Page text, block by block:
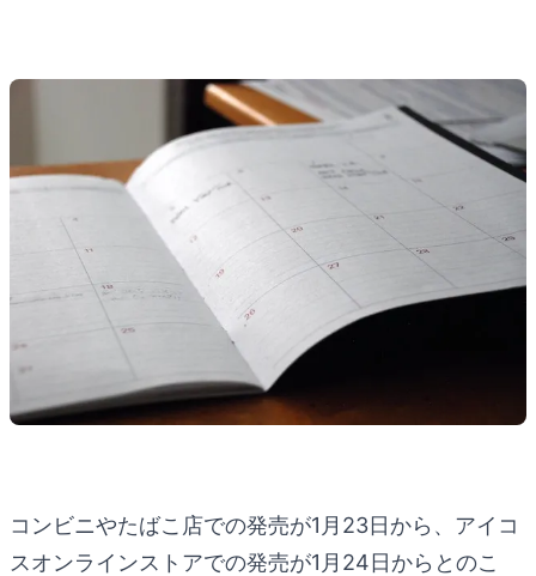
コンビニやたばこ店での発売が1月23日から、アイコ
スオンラインストアでの発売が1月24日からとのこ